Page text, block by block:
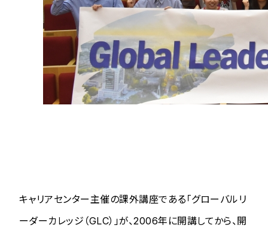
キャリアセンター主催の課外講座である「グローバルリ
ーダーカレッジ（GLC）」が、2006年に開講してから、開